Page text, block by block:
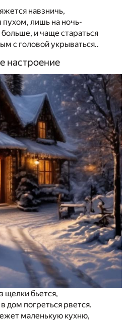
навзничь,
лишь на ночь-
и чаще стараться
с головой укрываться..
настроение
щелки бьется,
дом погреться рвется.
маленькую кухню,